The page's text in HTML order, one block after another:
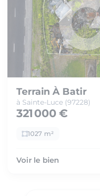
Terrain À Batir
à Sainte-Luce (97228)
321 000 €
1027 m²
Voir le bien